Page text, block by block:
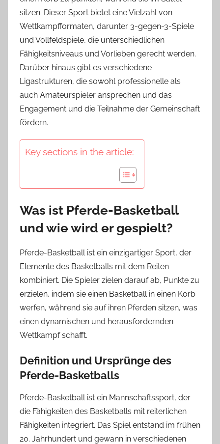
sitzen. Dieser Sport bietet eine Vielzahl von
Wettkampfformaten, darunter 3-gegen-3-Spiele
und Vollfeldspiele, die unterschiedlichen
Fähigkeitsniveaus und Vorlieben gerecht werden.
Darüber hinaus gibt es verschiedene
Ligastrukturen, die sowohl professionelle als
auch Amateurspieler ansprechen und das
Engagement und die Teilnahme der Gemeinschaft
fördern.
Key sections in the article:
Was ist Pferde-Basketball
und wie wird er gespielt?
Pferde-Basketball ist ein einzigartiger Sport, der
Elemente des Basketballs mit dem Reiten
kombiniert. Die Spieler zielen darauf ab, Punkte zu
erzielen, indem sie einen Basketball in einen Korb
werfen, während sie auf ihren Pferden sitzen, was
einen dynamischen und herausfordernden
Wettkampf schafft.
Definition und Ursprünge des
Pferde-Basketballs
Pferde-Basketball ist ein Mannschaftssport, der
die Fähigkeiten des Basketballs mit reiterlichen
Fähigkeiten integriert. Das Spiel entstand im frühen
20. Jahrhundert und gewann in verschiedenen